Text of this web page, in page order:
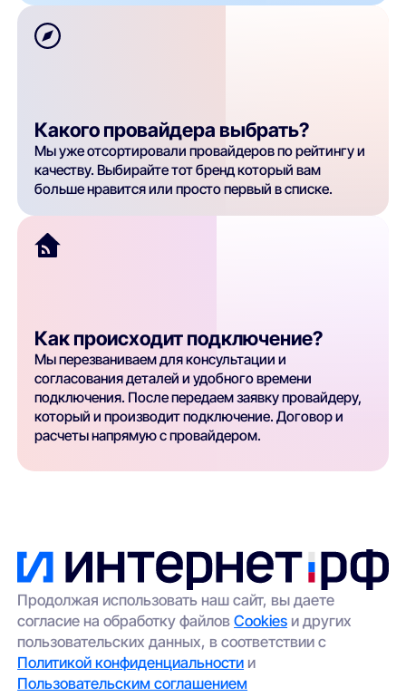
Какого провайдера выбрать?
Мы уже отсортировали провайдеров по рейтингу и
качеству. Выбирайте тот бренд который вам
больше нравится или просто первый в списке.
Как происходит подключение?
Мы перезваниваем для консультации и
согласования деталей и удобного времени
подключения. После передаем заявку провайдеру,
который и производит подключение. Договор и
расчеты напрямую с провайдером.
Продолжая использовать наш сайт, вы даете
согласие на обработку файловCookies и других
пользовательских данных, в соответствии с
Политикой конфиденциальности и
Пользовательским соглашением